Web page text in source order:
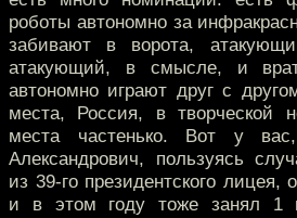
роботы автономно за
забивают в ворота,
атакующий, в смысле, и
автономно играют друг с
места, Россия, в творческой
места частенько. Вот у
Александрович, пользуясь
из 39-го президентского лицея,
и в этом году тоже занял 1